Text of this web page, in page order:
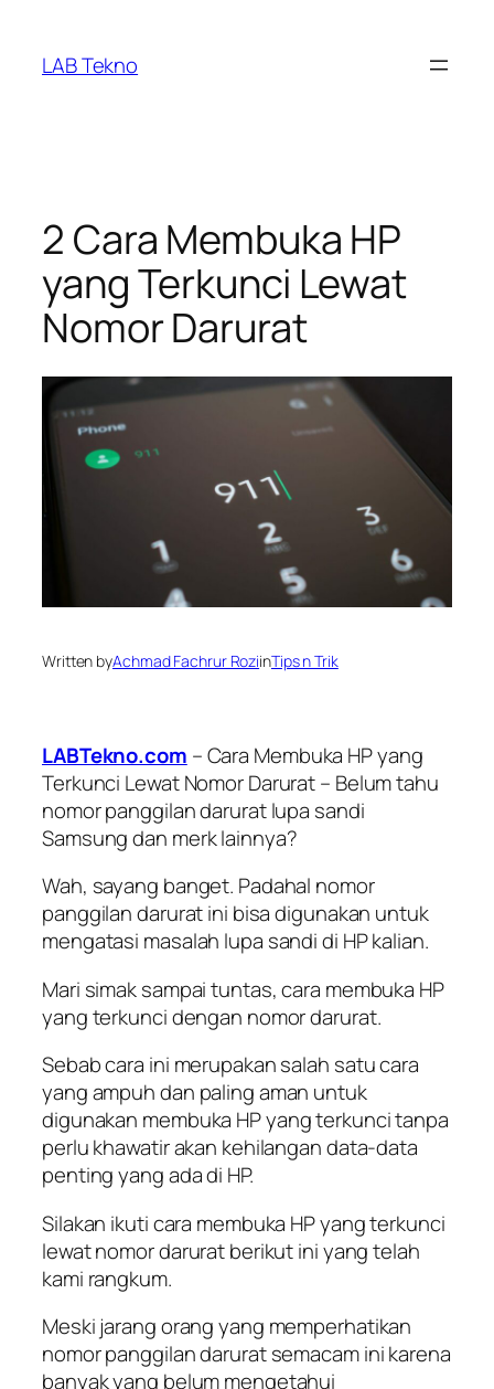
content
LAB Tekno
2 Cara Membuka HP
yang Terkunci Lewat
Nomor Darurat
Written byAchmad Fachrur RoziinTips n Trik
LABTekno.com – Cara Membuka HP yang
Terkunci Lewat Nomor Darurat – Belum tahu
nomor panggilan darurat lupa sandi
Samsung dan merk lainnya?
Wah, sayang banget. Padahal nomor
panggilan darurat ini bisa digunakan untuk
mengatasi masalah lupa sandi di HP kalian.
Mari simak sampai tuntas, cara membuka HP
yang terkunci dengan nomor darurat.
Sebab cara ini merupakan salah satu cara
yang ampuh dan paling aman untuk
digunakan membuka HP yang terkunci tanpa
perlu khawatir akan kehilangan data-data
penting yang ada di HP.
Silakan ikuti cara membuka HP yang terkunci
lewat nomor darurat berikut ini yang telah
kami rangkum.
Meski jarang orang yang memperhatikan
nomor panggilan darurat semacam ini karena
banyak yang belum mengetahui